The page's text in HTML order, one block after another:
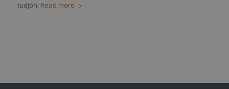
tudjon. Read more